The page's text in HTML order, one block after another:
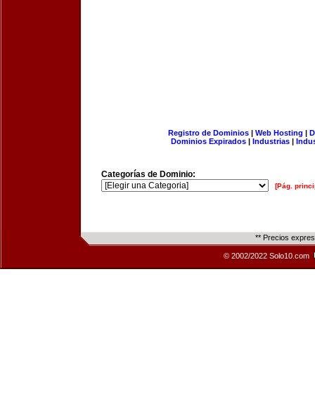
Registro de Dominios| Web Hosting |
Dominios Expirados | Industrias |
Categorías de Dominio:
[Pág.
** Precios
© 2002/2022 Solo10.com